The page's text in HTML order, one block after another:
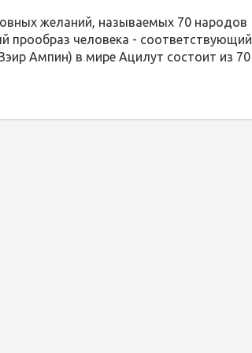
желаний, называемых 70 народов
прообраз человека - соответствующий
Ампин) в мире Ацилут состоит из 70